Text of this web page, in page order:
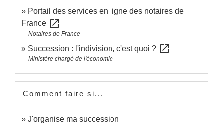
Portail des services en ligne des notaires de
France open_in_new
Notaires de France
Succession : l'indivision, c'est quoi ? open_in_new
Ministère chargé de l'économie
Comment faire si...
J'organise ma succession